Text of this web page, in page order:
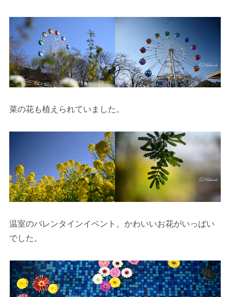
菜の花も植えられていました。
温室のバレンタインイベント。かわいいお花がいっぱい
でした。